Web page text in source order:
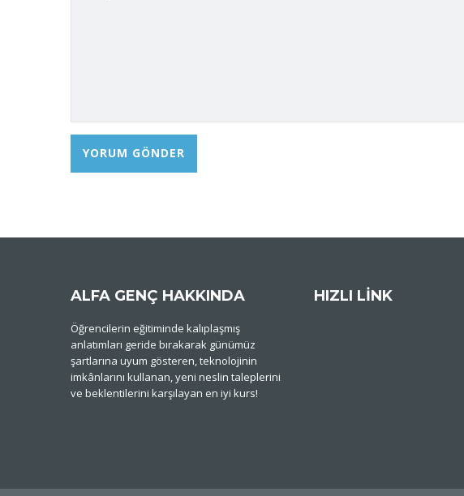
ALFA GENÇ HAKKINDA
Öğrencilerin eğitiminde kalıplaşmış
anlatımları geride bırakarak günümüz
şartlarına uyum gösteren, teknolojinin
imkânlarını kullanan, yeni neslin taleplerini
ve beklentilerini karşılayan en iyi kurs!
HIZLI LİNK